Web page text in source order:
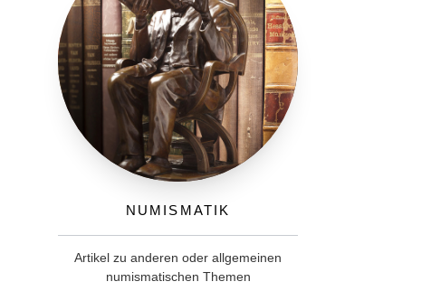
Numismatik
Artikel zu anderen oder allgemeinen
numismatischen Themen